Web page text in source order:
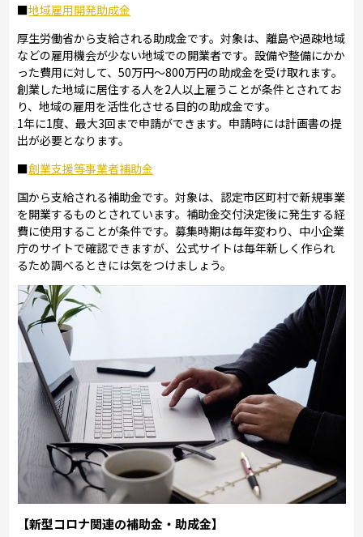
■地域雇用開発助成金
厚生労働省から支給される助成金です。対象は、離島や過疎地域
などの雇用機会が少ない地域での開業者です。設備や整備にかか
った費用に対して、50万円～800万円の助成金を受け取れます。
創業した地域に居住する人を2人以上雇うことが条件とされてお
り、地域の雇用を活性化させる目的の助成金です。
1年に1度、最大3回まで申請ができます。申請時には計画書の提
出が必要となります。
■創業支援等事業者補助金
国から支給される補助金です。対象は、認定市区町村で新規事業
を開業するものとされています。補助金交付決定後に発生する経
費に使用することが条件です。募集時期は毎年変わり、中小企業
庁のサイトで確認できますが、公式サイトは毎年新しく作られ
るため調べるときには気をつけましょう。
【新型コロナ関連の補助金・助成金】